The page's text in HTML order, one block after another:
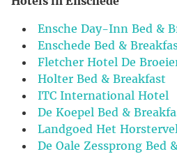
Ensche Day-Inn Bed &
Enschede Bed &
Fletcher Hotel De
Holter Bed & Breakfast
ITC International Hotel
De Koepel Bed &
Landgoed Het
De Oale Zessprong Bed